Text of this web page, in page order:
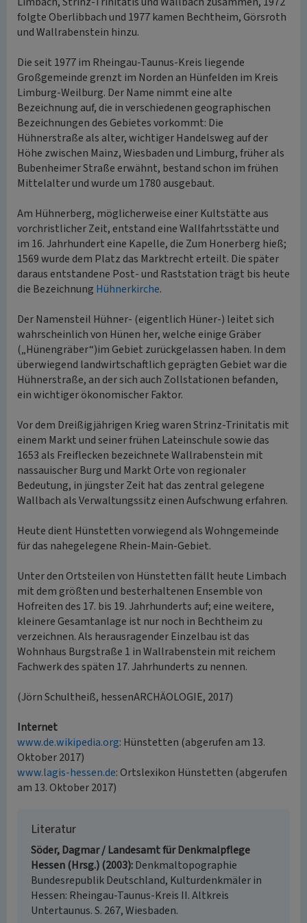
folgte Oberlibbach und 1977 kamen Bechtheim, Görsroth
und Wallrabenstein hinzu.
Die seit 1977 im Rheingau-Taunus-Kreis liegende
Großgemeinde grenzt im Norden an Hünfelden im Kreis
Limburg-Weilburg. Der Name nimmt eine alte
Bezeichnung auf, die in verschiedenen geographischen
Bezeichnungen des Gebietes vorkommt: Die
Hühnerstraße als alter, wichtiger Handelsweg auf der
Höhe zwischen Mainz, Wiesbaden und Limburg, früher als
Bubenheimer Straße erwähnt, bestand schon im frühen
Mittelalter und wurde um 1780 ausgebaut.
Am Hühnerberg, möglicherweise einer Kultstätte aus
vorchristlicher Zeit, entstand eine Wallfahrtsstätte und
im 16. Jahrhundert eine Kapelle, die Zum Honerberg hieß;
1569 wurde dem Platz das Marktrecht erteilt. Die später
daraus entstandene Post- und Raststation trägt bis heute
die Bezeichnung Hühnerkirche.
Der Namensteil Hühner- (eigentlich Hüner-) leitet sich
wahrscheinlich von Hünen her, welche einige Gräber
(„Hünengräber“)im Gebiet zurückgelassen haben. In dem
überwiegend landwirtschaftlich geprägten Gebiet war die
Hühnerstraße, an der sich auch Zollstationen befanden,
ein wichtiger ökonomischer Faktor.
Vor dem Dreißigjährigen Krieg waren Strinz-Trinitatis mit
einem Markt und seiner frühen Lateinschule sowie das
1653 als Freiflecken bezeichnete Wallrabenstein mit
nassauischer Burg und Markt Orte von regionaler
Bedeutung, in jüngster Zeit hat das zentral gelegene
Wallbach als Verwaltungssitz einen Aufschwung erfahren.
Heute dient Hünstetten vorwiegend als Wohngemeinde
für das nahegelegene Rhein-Main-Gebiet.
Unter den Ortsteilen von Hünstetten fällt heute Limbach
mit dem größten und besterhaltenen Ensemble von
Hofreiten des 17. bis 19. Jahrhunderts auf; eine weitere,
kleinere Gesamtanlage ist nur noch in Bechtheim zu
verzeichnen. Als herausragender Einzelbau ist das
Wohnhaus Burgstraße 1 in Wallrabenstein mit reichem
Fachwerk des späten 17. Jahrhunderts zu nennen.
(Jörn Schultheiß, hessenARCHÄOLOGIE, 2017)
Internet
www.de.wikipedia.org: Hünstetten (abgerufen am 13.
Oktober 2017)
www.lagis-hessen.de: Ortslexikon Hünstetten (abgerufen
am 13. Oktober 2017)
Literatur
Söder, Dagmar / Landesamt für Denkmalpflege
Hessen (Hrsg.) (2003) Denkmaltopographie
Bundesrepublik Deutschland, Kulturdenkmäler in
Hessen: Rheingau-Taunus-Kreis II. Altkreis
Untertaunus. S. 267, Wiesbaden.